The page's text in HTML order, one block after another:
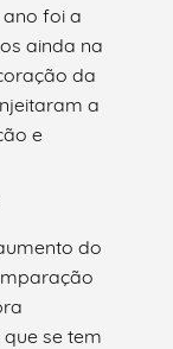
foi a
ainda na
da
a
e
do
se tem